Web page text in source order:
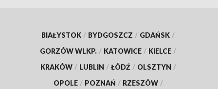
BIAŁYSTOK / BYDGOSZCZ / GDAŃSK /
GORZÓW WLKP. / KATOWICE / KIELCE /
KRAKÓW / LUBLIN / ŁÓDŹ / OLSZTYN /
OPOLE / POZNAŃ / RZESZÓW /